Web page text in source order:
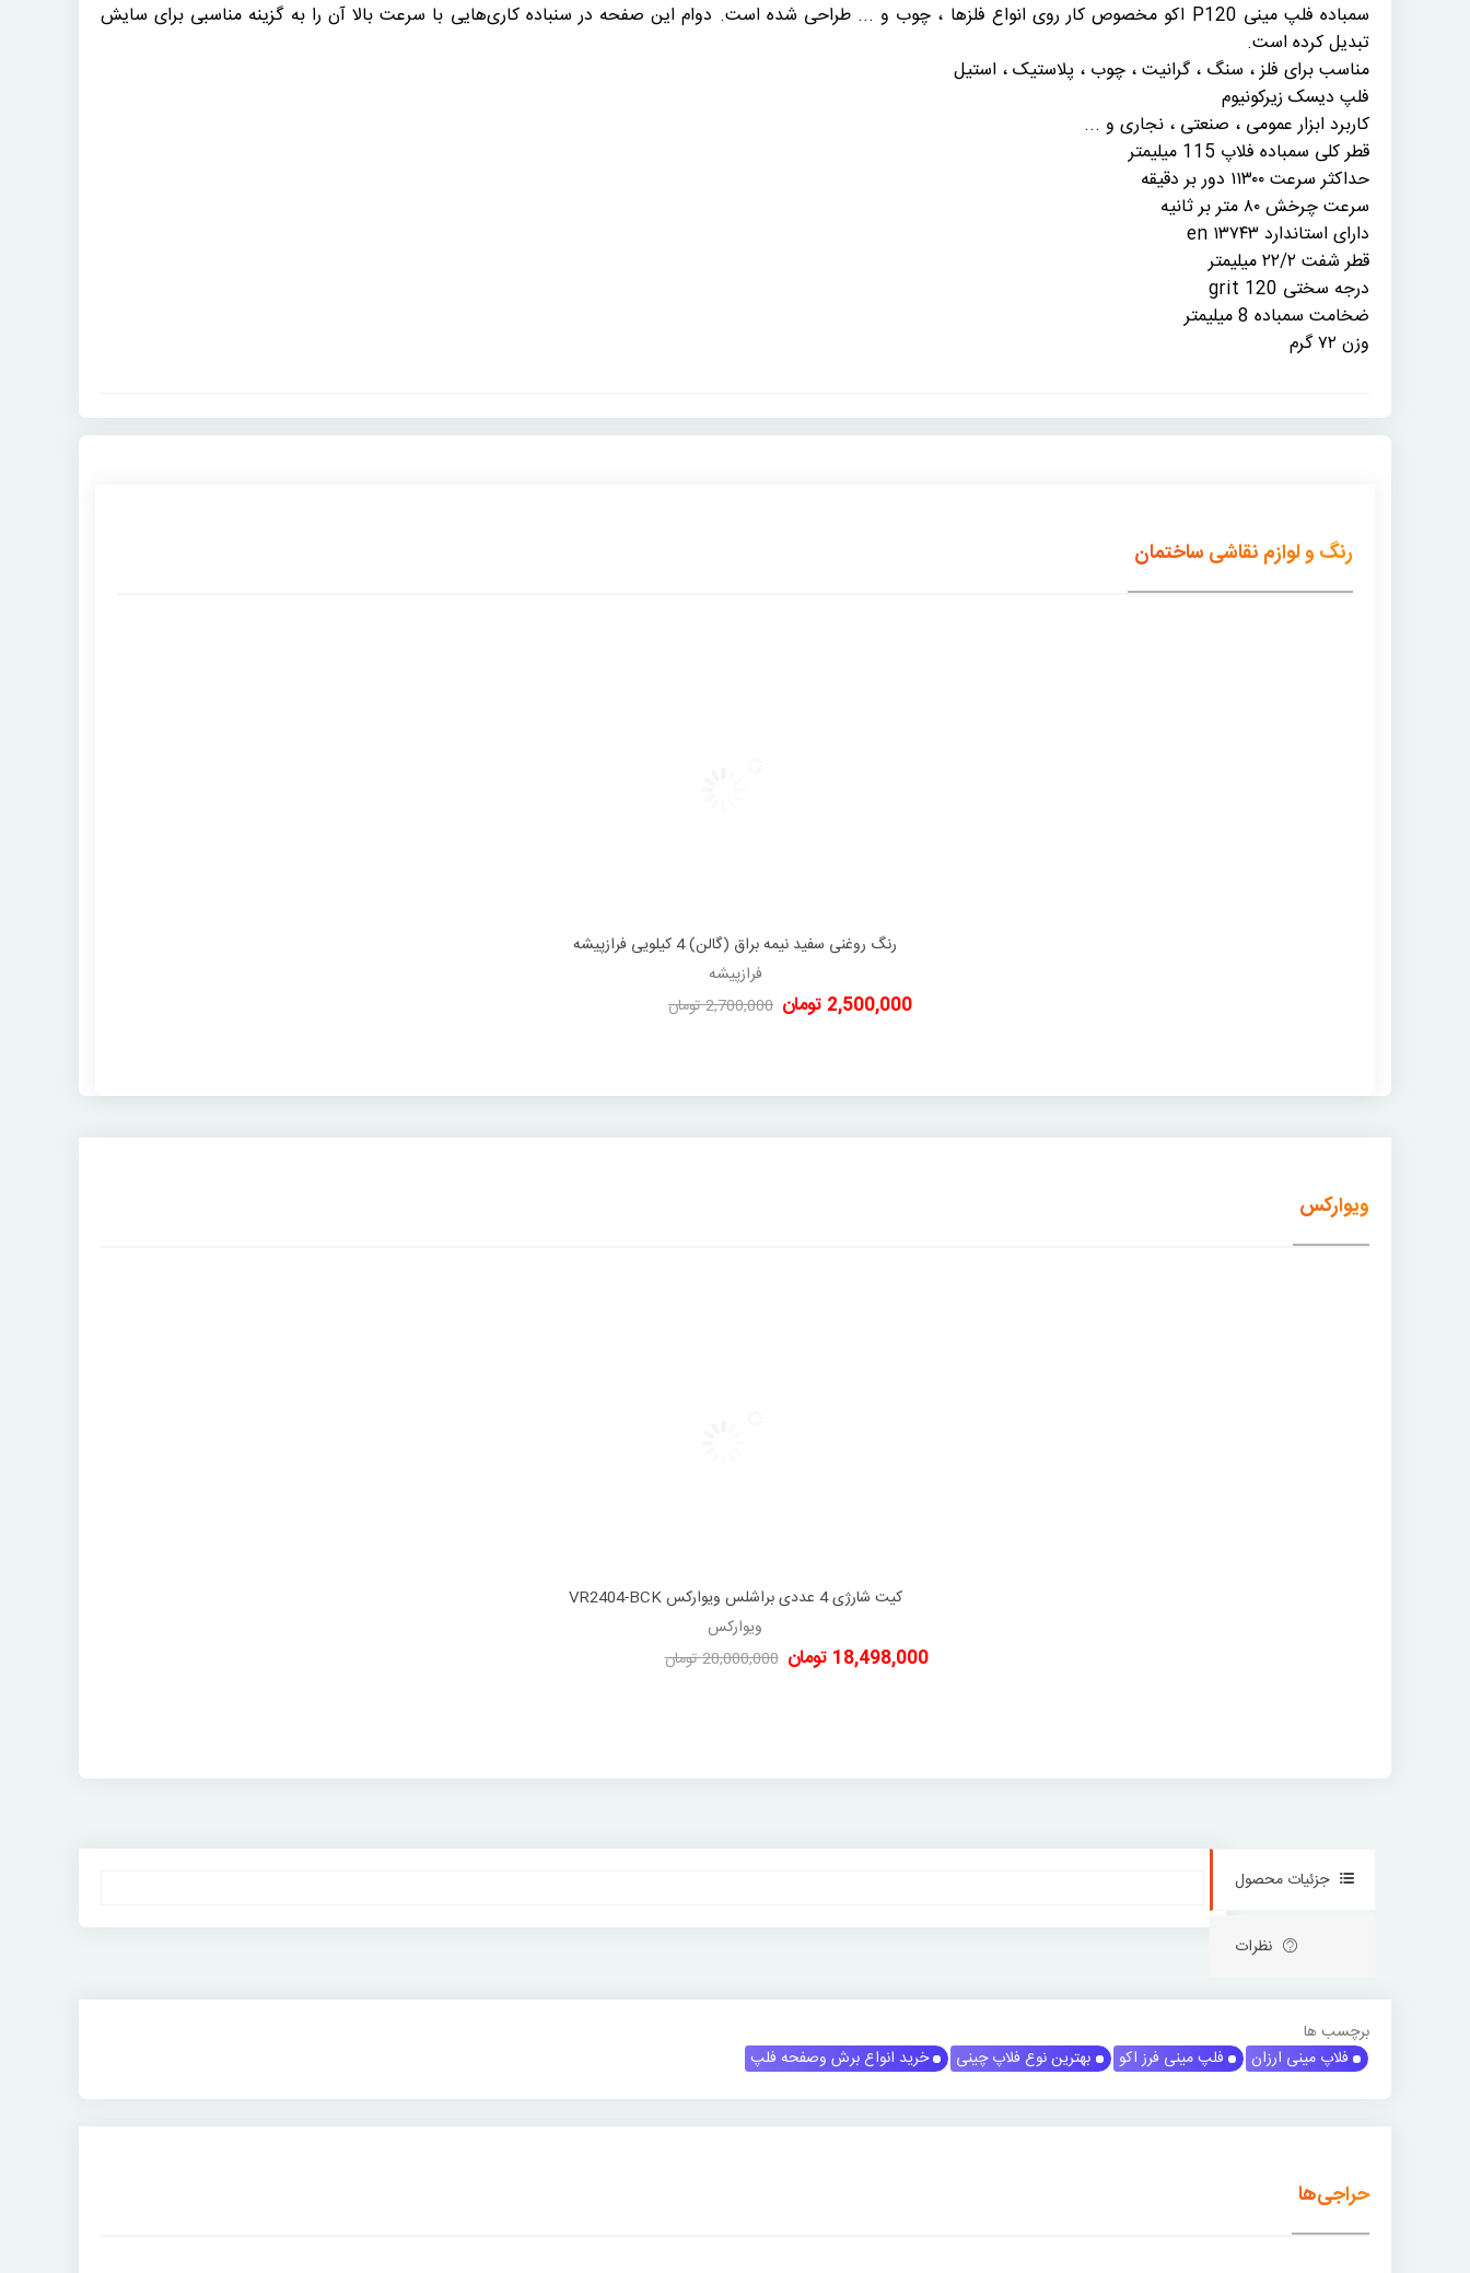
سمباده فلپ مینی P120 اکو مخصوص کار روی انواع فلزها ، چوب و ... طراحی شده است. دوام این صفحه در سنباده کاری‌هایی با سرعت بالا آن را به گزینه مناسبی برای سایش
تبدیل کرده است.
مناسب برای فلز ، سنگ ، گرانیت ، چوب ، پلاستیک ، استیل
فلپ دیسک زیرکونیوم
کاربرد ابزار عمومی ، صنعتی ، نجاری و ...
قطر کلی سمباده فلاپ 115 میلیمتر
حداکثر سرعت ۱۱۳۰۰ دور بر دقیقه
سرعت چرخش ۸۰ متر بر ثانیه
دارای استاندارد en ۱۳۷۴۳
قطر شفت ۲۲/۲ میلیمتر
درجه سختی 120 grit
ضخامت سمباده 8 میلیمتر
وزن ۷۲ گرم
رنگ و لوازم نقاشی ساختمان
دوست داشتن
رنگ روغنی سفید نیمه براق (گالن) 4 کیلویی فرازپیشه
فرازپیشه
2,500,000 تومان 2,700,000 تومان
ویوارکس
دوست داشتن
کیت شارژی 4 عددی براشلس ویوارکس VR2404-BCK
ویوارکس
18,498,000 تومان 20,000,000 تومان
جزئیات محصول
نظرات
برچسب ها
فلاپ مینی ارزان
فلپ مینی فرز اکو بهترین نوع فلاپ چینی خرید انواع برش وصفحه فلپ
حراجی‌ها